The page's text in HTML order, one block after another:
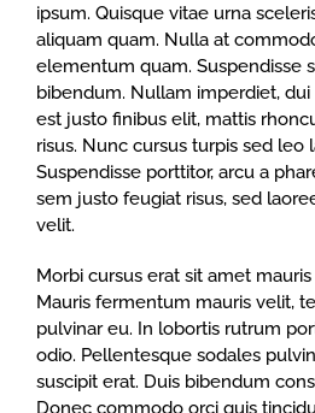
ipsum. Quisque vitae urna
aliquam quam. Nulla at
elementum quam. Suspendisse
bibendum. Nullam imperdiet,
est justo finibus elit, mattis
risus. Nunc cursus turpis sed leo
Suspendisse porttitor, arcu a
sem justo feugiat risus, sed
velit.
Morbi cursus erat sit amet
Mauris fermentum mauris velit,
pulvinar eu. In lobortis rutrum
odio. Pellentesque sodales
suscipit erat. Duis bibendum
Donec commodo orci quis